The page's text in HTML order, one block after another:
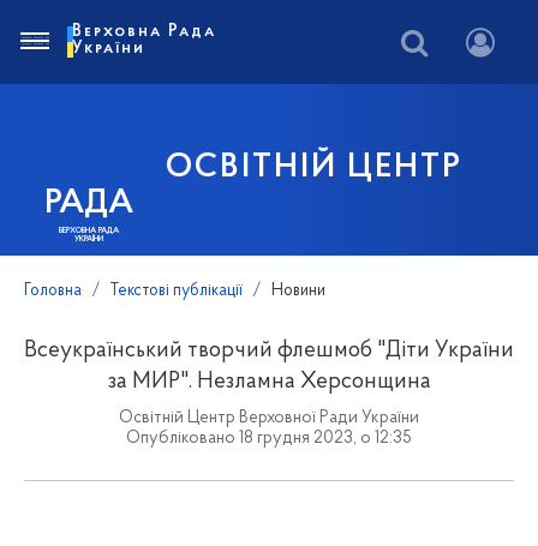
РАДА
ВЕРХОВНА РАДА
УКРАЇНИ
ОСВІТНІЙ ЦЕНТР
Верховна Рада
України
Головна Текстові публікації Новини
Всеукраїнський творчий флешмоб "Діти України
за МИР". Незламна Херсонщина
Освітній Центр Верховної Ради України
Опубліковано 18 грудня 2023, о 12:35